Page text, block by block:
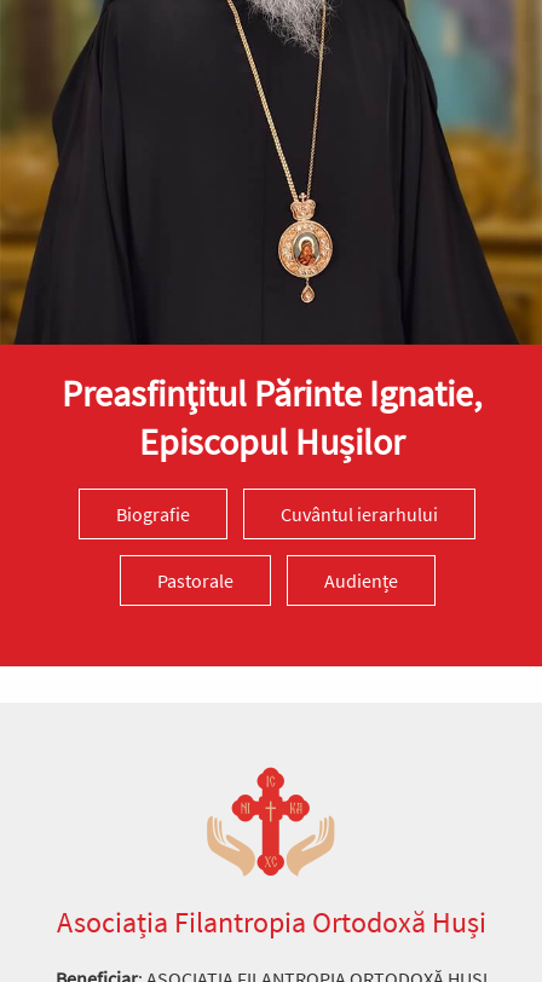
Preasfinţitul Părinte Ignatie,
Episcopul Hușilor
Biografie Cuvântul ierarhului
Pastorale Audiențe
Asociația Filantropia Ortodoxă Huși